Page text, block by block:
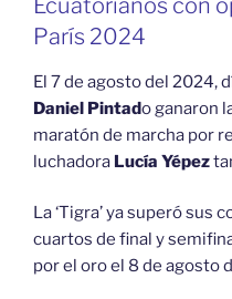
París 2024
El 7 de agosto del 2024,
Daniel Pintado ganaron
maratón de marcha por
luchadora Lucía Yépez
La ‘Tigra’ ya superó sus
cuartos de final y
por el oro el 8 de agosto